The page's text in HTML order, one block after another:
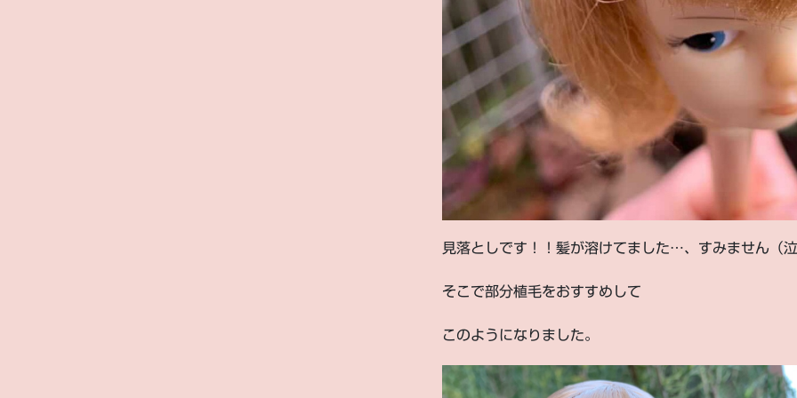
見落としです！！髪が溶けてました…、すみません（
そこで部分植毛をおすすめして
このようになりました。